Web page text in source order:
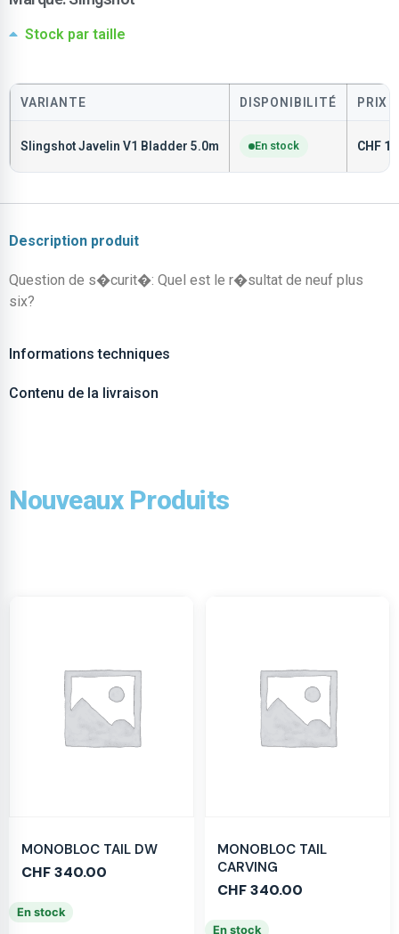
Stock par taille
VARIANTE DISPONIBILITÉ PRIX
Slingshot Javelin V1 Bladder 5.0m En stock CHF
Description produit
Question de s�curit�: Quel est le r�sultat de neuf plus
six?
Informations techniques
Contenu de la livraison
Nouveaux Produits
MONOBLOC TAIL DW
CHF340.00
En stock
MONOBLOC TAIL
CARVING
CHF340.00
En stock